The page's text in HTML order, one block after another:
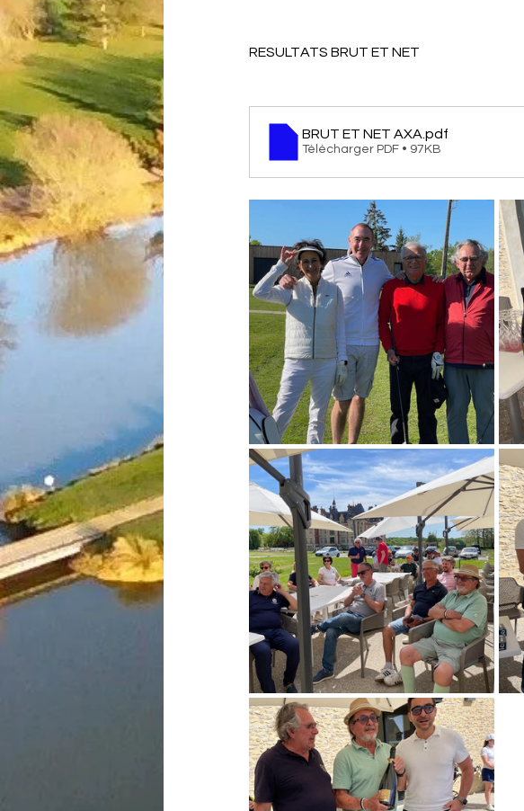
RESULTATS BRUT ET NET
BRUT ET NET AXA .pdf
Télécharger PDF • 97KB